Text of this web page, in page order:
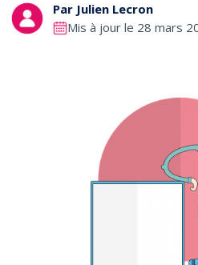
Par Julien Lecron
Mis à jour le 28 mars